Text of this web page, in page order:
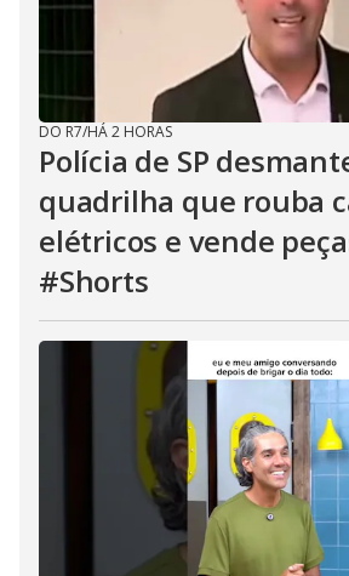
DO R7/HÁ 2 HORAS
Polícia de SP
quadrilha que rouba
elétricos e vende
#Shorts